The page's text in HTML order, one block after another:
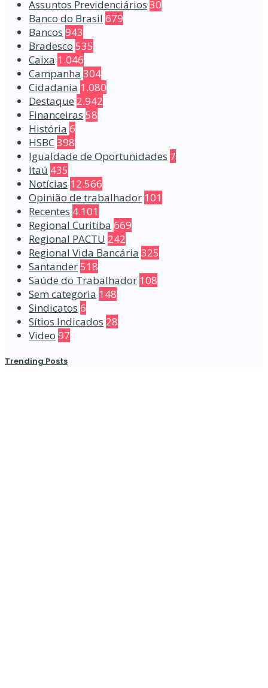
Assuntos Previdenciários 30
Banco do Brasil 679
Bancos 943
Bradesco 535
Caixa 1.046
Campanha 304
Cidadania 1.080
Destaque 2.942
Financeiras 58
História 6
HSBC398
Igualdade de Oportunidades 7
Itaú 435
Notícias 12.566
Opinião de trabalhador 101
Recentes 4.101
Regional Curitiba 669
Regional PACTU 242
Regional Vida Bancária 325
Santander518
Saúde do Trabalhador 108
Sem categoria 148
Sindicatos 6
Sítios Indicados 28
Video 97
Trending Posts